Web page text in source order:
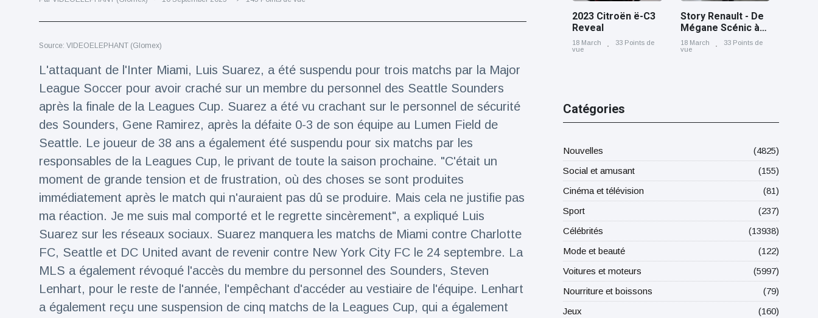
Voyage et aventure
(77)
Dernières nouvelles
2023 Citroën
ë-C3 Reveal
18 March
33
Points de vue
Ferrari SP-8 -
Le Roadster
dérivé de la
F8 Spider est
le dernier
One-Off de
Maranello
Points de vue
Lotus dévoile
première
Hyper-GT
100électrique
18 March
22
Points de vue
Source: VIDEOELEPHANT (Glomex)
L'attaquant de l'Inter Miami, Luis Suarez, a été suspendu pour trois matchs par la Major
League Soccer pour avoir craché sur un membre du personnel des Seattle Sounders
après la finale de la Leagues Cup. Suarez a été vu crachant sur le personnel de sécurité
des Sounders, Gene Ramirez, après la défaite 0-3 de son équipe au Lumen Field de
Seattle. Le joueur de 38 ans a également été suspendu pour six matchs par les
responsables de la Leagues Cup, le privant de toute la saison prochaine. "C'était un
moment de grande tension et de frustration, où des choses se sont produites
immédiatement après le match qui n'auraient pas dû se produire. Mais cela ne justifie pas
ma réaction. Je me suis mal comporté et le regrette sincèrement", a expliqué Luis
Suarez sur les réseaux sociaux. Suarez manquera les matchs de Miami contre Charlotte
FC, Seattle et DC United avant de revenir contre New York City FC le 24 septembre. La
MLS a également révoqué l'accès du membre du personnel des Sounders, Steven
Lenhart, pour le reste de l'année, l'empêchant d'accéder au vestiaire de l'équipe. Lenhart
a également reçu une suspension de cinq matchs de la Leagues Cup, qui a également
2023 Citroën ë-C3
Reveal
18 March
33 Points de
vue
Story Renault - De
Mégane Scénic à
Scénic E-Tech
electric, cinq
18 March
33 Points de
vue
Catégories
Nouvelles
(4825)
Social et amusant
(155)
Cinéma et télévision
(81)
Sport
(237)
Célébrités
(13938)
Mode et beauté
(122)
Voitures et moteurs
(5997)
Nourriture et boissons
(79)
Jeux
(160)